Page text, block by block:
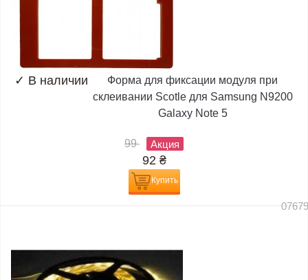
✓ В наличии
Форма для фиксации модуля при
склеивании Scotle для Samsung N9200
Galaxy Note 5
99 Акция
92 ₴
Купить